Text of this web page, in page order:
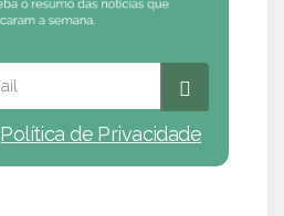
Política de Privacidade